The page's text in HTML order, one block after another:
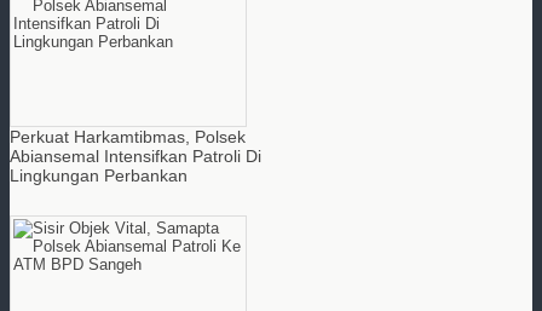
Perkuat Harkamtibmas, Polsek
Abiansemal Intensifkan Patroli Di
Lingkungan Perbankan